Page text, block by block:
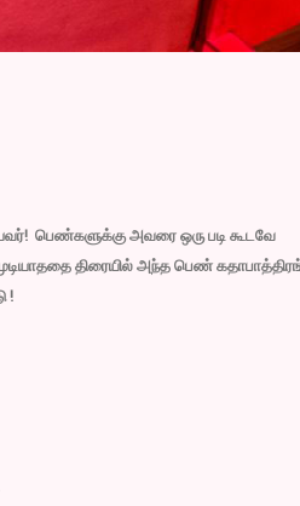
பெண்களுக்கு அவரை ஒரு படி கூடவே
திரையில் அந்த பெண்
!